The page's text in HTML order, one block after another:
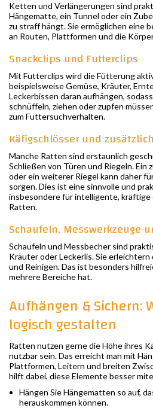
Ketten und Verlängerungen sind
Hängematte, ein Tunnel oder ein
zu straff hängt. Sie ermöglichen eine
an Routen, Plattformen und die
Snackclips und Futterclips
Mit Futterclips wird die Fütterung
beispielsweise Gemüse, Kräuter,
Leckerbissen daran aufhängen,
schnüffeln, ziehen oder zupfen
zum Futtersuchverhalten.
Käfigschlösser und
Manche Ratten sind erstaunlich
Schließen von Türen und Riegeln. Ein
oder ein weiterer Riegel kann daher
sorgen. Dies ist eine sinnvolle und
insbesondere für intelligente, kräftige
Ratten.
Schaufeln, Messwerkzeuge
Schaufeln und Messbecher sind
Kräuter oder Leckerlis. Sie erleichtern
und Reinigen. Das ist besonders
mehrere Bereiche hat.
Aufhängen & Sichern:
logisch gestalten
Ratten nutzen gerne die Höhe ihres
nutzbar sein. Das erreicht man mit
Plattformen, Leitern und breiten
hilft dabei, diese Elemente besser
Hängen Sie Hängematten so auf,
herauskommen können.